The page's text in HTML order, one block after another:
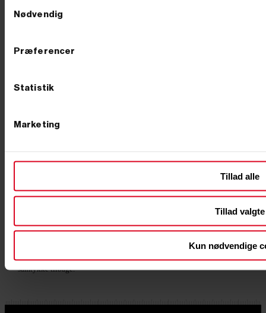
Nødvendig
Præferencer
Statistik
Marketing
Tillad alle
Tillad valgte
Kun nødvendige
(240,00 kr. ekskl. moms.)
Hjul til Trillebør / Trailer nr.
Ring til vores kundeservice
kroner. Vi trækker en ny vinder hver måned.
Tilmeld
Ved tilmelding gives samtykke til at modtage markedsføring via e-
mail jf. vores persondatapolitik. Du kan til enhver tid trække dit
samtykke tilbage.